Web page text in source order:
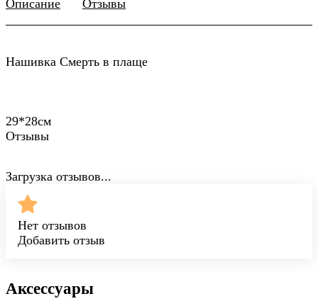
Описание Отзывы
Нашивка Смерть в плаще
29*28см
Отзывы
Загрузка отзывов...
Нет отзывов
Добавить отзыв
Аксессуары